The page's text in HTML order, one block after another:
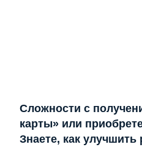
Сложности с
карты» или
Знаете, как